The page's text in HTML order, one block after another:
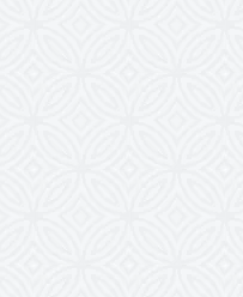
Lamar concerten gepland